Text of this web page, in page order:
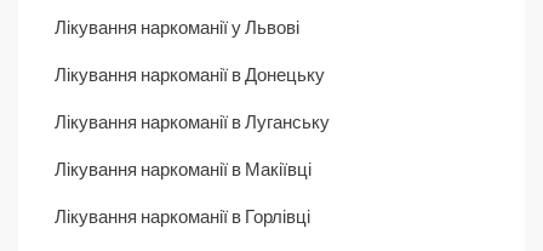
Лікування наркоманії у Львові
Лікування наркоманії в Донецьку
Лікування наркоманії в Луганську
Лікування наркоманії в Макіївці
Лікування наркоманії в Горлівці